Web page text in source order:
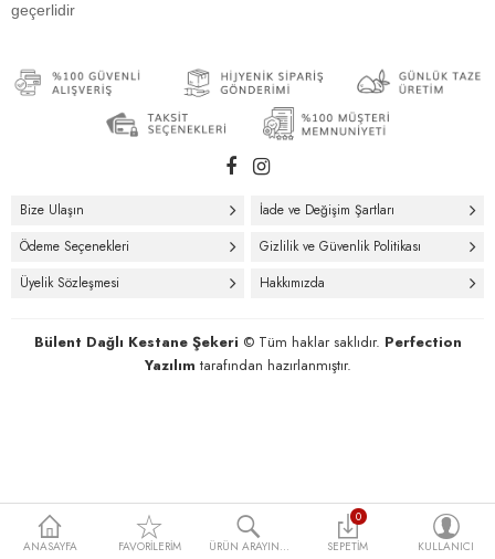
Yurt Dışı
ANASAYFA FAVORILERIM ÜRÜN ARAYIN...
0
SEPETIM
KULLANICI
geçerlidir
Bize Ulaşın
İade ve Değişim Şartları
Ödeme Seçenekleri
Gizlilik ve Güvenlik Politikası
Üyelik Sözleşmesi
Hakkımızda
Bülent Dağlı Kestane Şekeri © Tüm haklar saklıdır. Perfection
Yazılım tarafından hazırlanmıştır.